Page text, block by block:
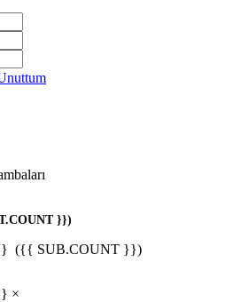
}})
({{ SUB.COUNT }})
×